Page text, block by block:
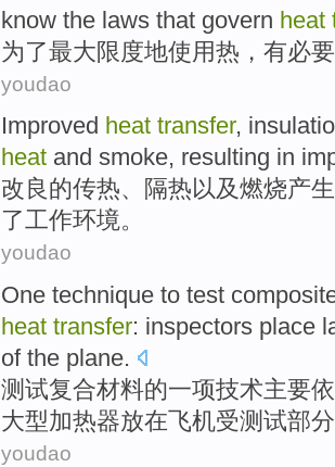
know the laws that govern heat
为了最大限度地使用热 ， 有必
youdao
Improved heat transfer,
heat and smoke, resulting in
改良的传热、 隔热以及燃烧产生
了工作环境。
youdao
One technique to test
heat transfer: inspectors place
ofthe plane.
测试复合材料的一项技术主要
大型加热器放在飞机受测试部分
youdao